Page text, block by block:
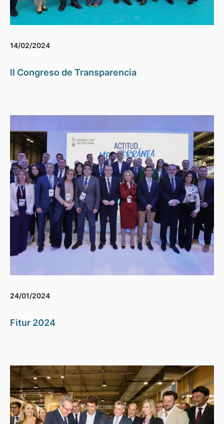
14/02/2024
II Congreso de Transparencia
24/01/2024
Fitur 2024